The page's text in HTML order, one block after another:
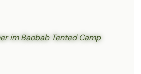
im Baobab Tented Camp